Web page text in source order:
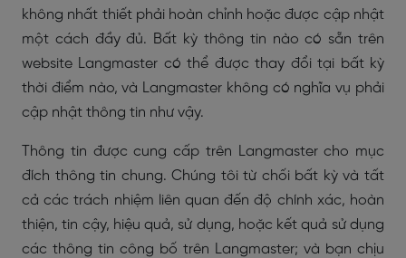
không nhất thiết phải hoàn chỉnh hoặc được cập nhật
một cách đầy đủ. Bất kỳ thông tin nào có sẵn trên
website Langmaster có thể được thay đổi tại bất kỳ
thời điểm nào, và Langmaster không có nghĩa vụ phải
cập nhật thông tin như vậy.
Thông tin được cung cấp trên Langmaster cho mục
đích thông tin chung. Chúng tôi từ chối bất kỳ và tất
cả các trách nhiệm liên quan đến độ chính xác, hoàn
thiện, tin cậy, hiệu quả, sử dụng, hoặc kết quả sử dụng
các thông tin công bố trên Langmaster; và bạn chịu